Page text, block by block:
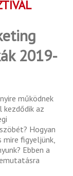
2019-
működnek
az
Hogyan
figyeljünk,
Ebben a